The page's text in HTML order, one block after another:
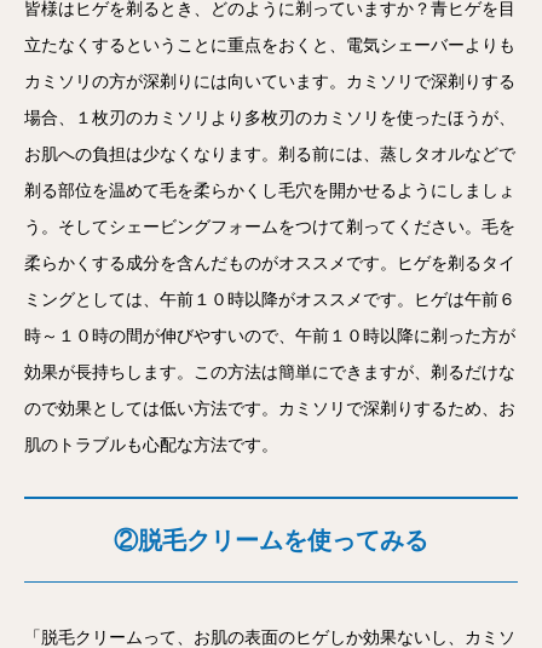
皆様はヒゲを剃るとき、どのように剃っていますか？青ヒゲを目
立たなくするということに重点をおくと、電気シェーバーよりも
カミソリの方が深剃りには向いています。カミソリで深剃りする
場合、１枚刃のカミソリより多枚刃のカミソリを使ったほうが、
お肌への負担は少なくなります。剃る前には、蒸しタオルなどで
剃る部位を温めて毛を柔らかくし毛穴を開かせるようにしましょ
う。そしてシェービングフォームをつけて剃ってください。毛を
柔らかくする成分を含んだものがオススメです。ヒゲを剃るタイ
ミングとしては、午前１０時以降がオススメです。ヒゲは午前６
時～１０時の間が伸びやすいので、午前１０時以降に剃った方が
効果が長持ちします。この方法は簡単にできますが、剃るだけな
ので効果としては低い方法です。カミソリで深剃りするため、お
肌のトラブルも心配な方法です。
②脱毛クリームを使ってみる
「脱毛クリームって、お肌の表面のヒゲしか効果ないし、カミソ